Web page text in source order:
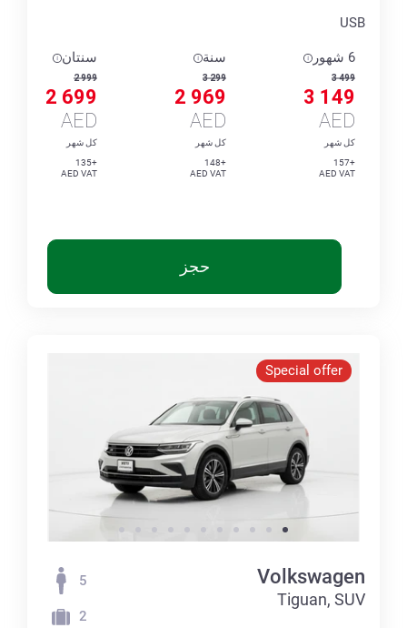
USB
6 شهور
3 499
3 149
AED
كل شهر
+157
AED VAT
سنة
3 299
2 969
AED
كل شهر
+148
AED VAT
سنتان
2 999
2 699
AED
كل شهر
+135
AED VAT
حجز
Special offer
Volkswagen
Tiguan, SUV
5
2